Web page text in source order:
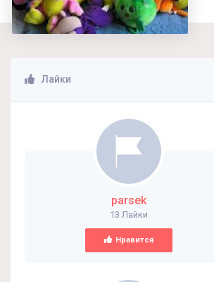
Лайки
parsek
13 Лайки
Нравится